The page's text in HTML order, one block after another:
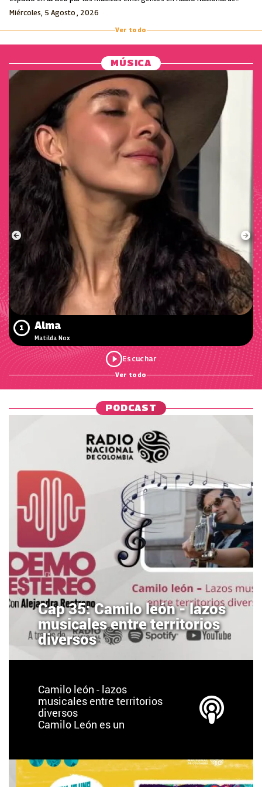
Colombia.
Miércoles, 5 Agosto , 2026
Ver todo
MÚSICA
1
Matilda Nox
Alma
Ver todo
PODCAST
Cap 35: Camilo león - lazos
musicales entre territorios
diversos
Camilo león - lazos
musicales entre territorios
diversos
Camilo León es un
Desde los 10 años salió de
Colombia, ha vivido,
estudiado y adquirido